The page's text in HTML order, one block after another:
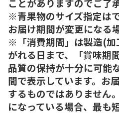
※青果物のサイズ指定は
お届け期間が変更になる
※「消費期間」は製造(加
がれる日まで、「賞味期
品質の保持が十分に可能
間で表示しています。お
するものではありません
になっている場合、最も